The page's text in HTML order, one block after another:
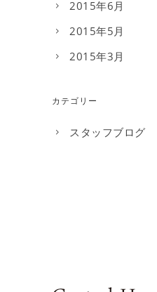
2015年6月
2015年5月
2015年3月
カテゴリー
スタッフブログ